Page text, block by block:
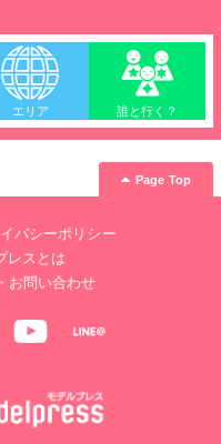
エリア 誰と行く？
Page Top
バシーポリシー
レスとは
お問い合わせ